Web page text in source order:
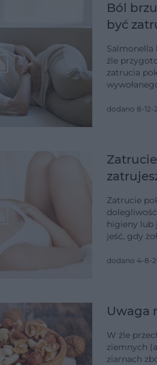
Ból
być
Salmonella
źle
zatrucia
dodano 8-12-
Zatrucie
higieny lub
jeść, gdy
dodano 4-8-
Uwaga
W źle
ziemnych
ziarnach